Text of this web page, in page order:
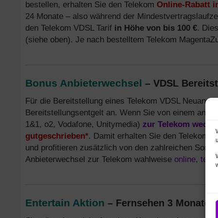
bestellen, erhalten Sie den Telekom Online-Rabatt
24 Monate – also während der
den Telekom VDSL Tarif in Höhe von bis 100 €.
(siehe oben). Je nach bestelltem Telekom
Bonus Anbieterwechsel – VDSL
Für die Bereitstellung eines Telekom VDSL
Bereitstellungsentgelt an. Wenn Sie von einem
1&1, o2, Vodafone, Unitymedia) zur Telekom
gutgeschrieben*. Damit erhalten Sie den Telekom
und profitieren zusätzlich von den zahlreichen
Anbieterwechsel zur Telekom wahlweise online,
Entertain Aktion – Fernsehen 3 Monate